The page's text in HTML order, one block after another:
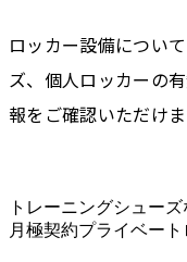
ロッカー設備につい
ズ、個人ロッカーの
報をご確認いただけま
トレーニングシュー
月極契約プライベート